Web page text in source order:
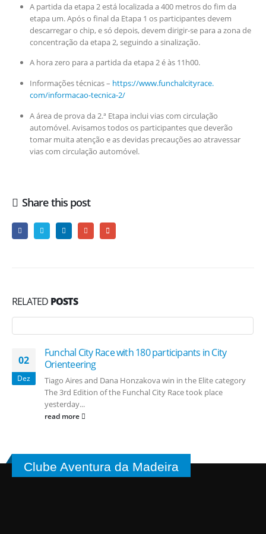
A partida da etapa 2 está localizada a 400 metros do fim da
etapa um. Após o final da Etapa 1 os participantes devem
descarregar o chip, e só depois, devem dirigir-se para a zona de
concentração da etapa 2, seguindo a sinalização.
A hora zero para a partida da etapa 2 é às 11h00.
Informações técnicas – https://www.funchalcityrace.
com/informacao-tecnica-2/
A área de prova da 2.ª Etapa inclui vias com circulação
automóvel. Avisamos todos os participantes que deverão
tomar muita atenção e as devidas precauções ao atravessar
vias com circulação automóvel.
Share this post
RELATED POSTS
02
Dez
Funchal City Race with 180 participants in City
Orienteering
Tiago Aires and Dana Honzakova win in the Elite category
The 3rd Edition of the Funchal City Race took place
yesterday...
read more
Clube Aventura da Madeira